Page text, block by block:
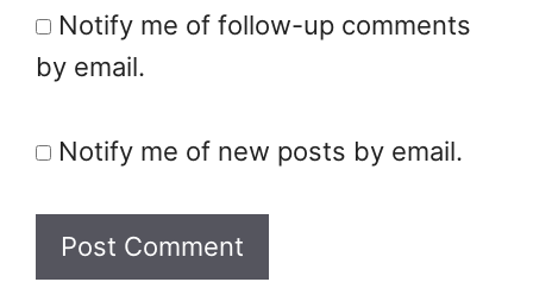
Notify me of follow-up comments
by email.
Notify me of new posts by email.